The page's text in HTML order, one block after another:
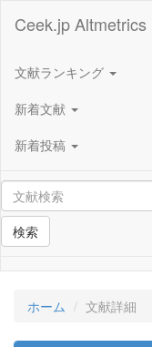
Ceek.jp
文献ランキング
新着文献
新着投稿
検索
ホーム 文献詳細